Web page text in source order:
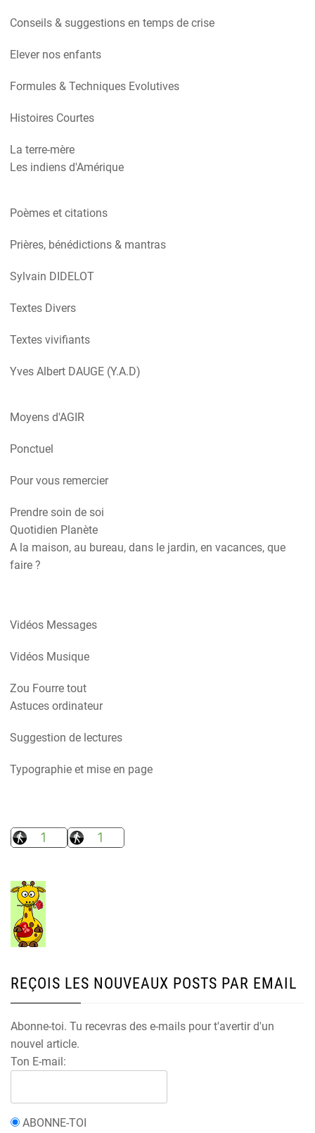
Conseils & suggestions en temps de crise
Elever nos enfants
Formules & Techniques Evolutives
Histoires Courtes
La terre-mère
Les indiens d'Amérique
Poèmes et citations
Prières, bénédictions & mantras
Sylvain DIDELOT
Textes Divers
Textes vivifiants
Yves Albert DAUGE (Y.A.D)
Moyens d'AGIR
Ponctuel
Pour vous remercier
Prendre soin de soi
Quotidien Planète
A la maison, au bureau, dans le jardin, en vacances, que
faire ?
Vidéos Messages
Vidéos Musique
Zou Fourre tout
Astuces ordinateur
Suggestion de lectures
Typographie et mise en page
REÇOIS LES NOUVEAUX POSTS PAR EMAIL
Abonne-toi. Tu recevras des e-mails pour t'avertir d'un
nouvel article.
Ton E-mail:
ABONNE-TOI